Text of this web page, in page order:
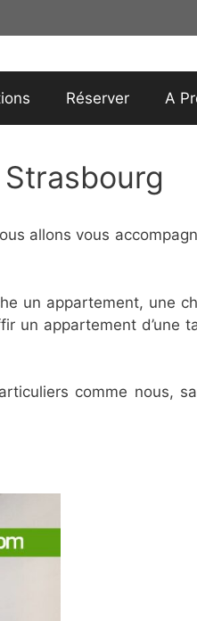
Réserver A
allons vous
un appartement, une
un appartement d’une
comme nous,